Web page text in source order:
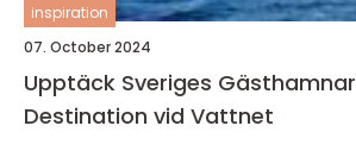
inspiration
07. October 2024
Upptäck Sveriges Gästhamnar Din Nästa
Destination vid Vattnet